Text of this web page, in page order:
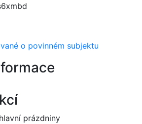
o povinném subjektu
prázdniny